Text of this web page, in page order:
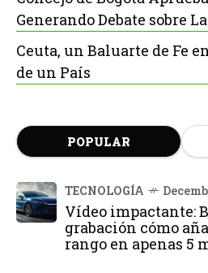
Generando Debate sobre
Ceuta, un Baluarte de Fe
de un País
POPULAR
TECNOLOGÍA
Vídeo impactante:
grabación cómo
rango en apenas 5